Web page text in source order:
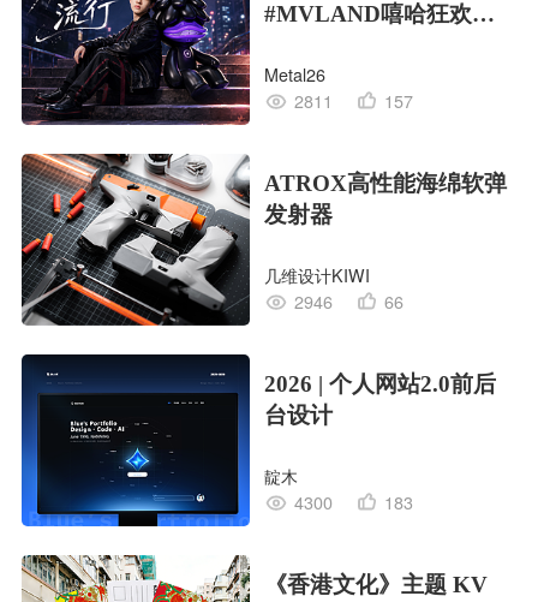
#MVLAND嘻哈狂欢派
Metal26
2811
157
ATROX高性能海绵软弹
发射器
几维设计KIWI
2946
66
2026 | 个人网站2.0前后
台设计
靛木
4300
183
《香港文化》主题 KV